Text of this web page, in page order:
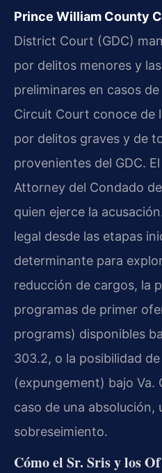
Prince William County
District Court (GDC)
por delitos menores y
preliminares en casos
Circuit Court conoce de
por delitos graves y de
provenientes del GDC.
Attorney del Condado
quien ejerce la
legal desde las etapas
determinante para
reducción de cargos, la
programas de primer
programs) disponibles
303.2, o la posibilidad
(expungement) bajo Va.
caso de una absolución,
sobreseimiento.
Cómo el Sr. Sris y los